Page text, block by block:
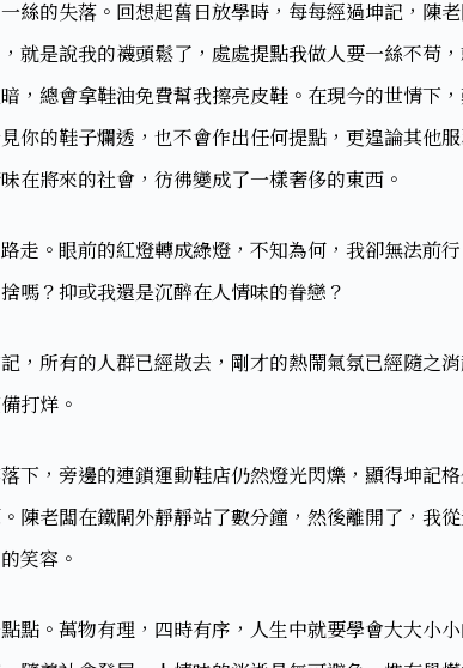
絲的失落。回想起舊日放學時，每每經過坤記，陳
就是說我的襪頭鬆了，處處提點我做人要一絲不苟
，總會拿鞋油免費幫我擦亮皮鞋。在現今的世情下
你的鞋子爛透，也不會作出任何提點，更遑論其他
在將來的社會，彷彿變成了一樣奢侈的東西。​
走。眼前的紅燈轉成綠燈，不知為何，我卻無法前
嗎？抑或我還是沉醉在人情味的眷戀？​
，所有的人群已經散去，剛才的熱鬧氣氛已經隨之
打烊。​
下，旁邊的連鎖運動鞋店仍然燈光閃爍，顯得坤記
陳老闆在鐵閘外靜靜站了數分鐘，然後離開了，我
笑容。​
點。萬物有理，四時有序，人生中就要學會大大小